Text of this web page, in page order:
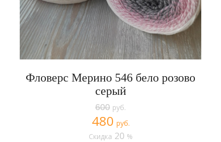
Фловерс Мерино 546 бело розово
серый
600 руб.
480 руб.
Скидка 20 %